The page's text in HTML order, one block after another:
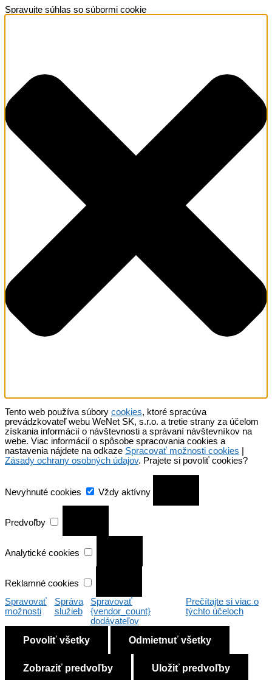
Spravujte súhlas so súbormi cookie
Tento web používa súbory cookies, ktoré spracúva
prevádzkovateľ webu WeNet SK, s.r.o. a tretie strany za účelom
získania informácií o návštevnosti a správaní návštevníkov na
webe. Viac informácií o spôsobe spracovania cookies a
nastavenia nájdete na odkaze Spracovať možnosti cookies
Zásady ochrany osobných údajov. Prajete si povoliť cookies?
Nevyhnuté cookies
cookies
Vždy aktívny
Predvoľby
Analytické cookies
Reklamné cookies
Spravovať
možnosti
Správa
služieb
Spravovať
{vendor_count}
dodávateľov
Prečítajte si viac o
týchto účeloch
Povoliť všetky Odmietnuť všetky
Zobraziť predvoľby Uložiť predvoľby